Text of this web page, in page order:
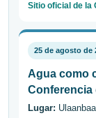
Sitio oficial de la
25 de agosto de
Agua como
Conferencia
Lugar: